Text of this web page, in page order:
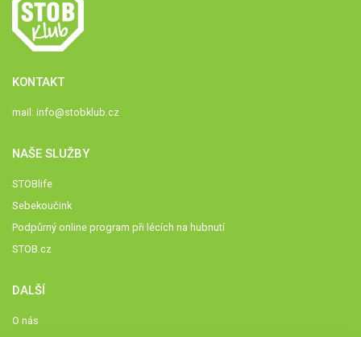
KONTAKT
mail: info@stobklub.cz
NAŠE SLUŽBY
STOBlife
Sebekoučink
Podpůrný online program při lécích na hubnutí
STOB.cz
DALŠÍ
O nás